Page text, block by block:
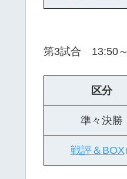
第3試合 13:50～
区分
準々決勝
戦評＆BOX